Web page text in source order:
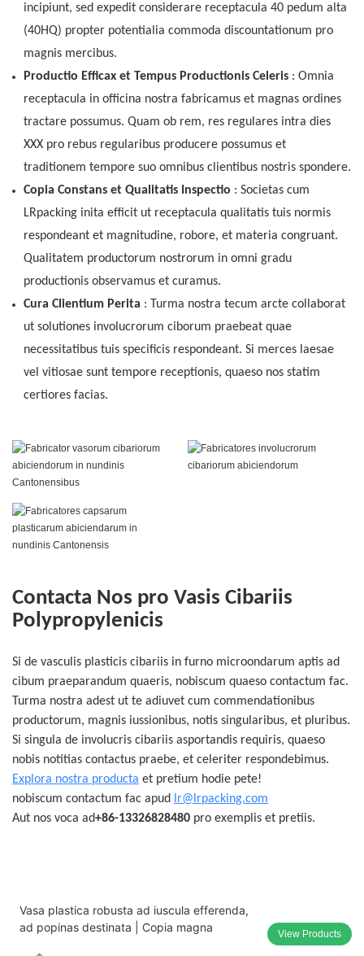
incipiunt, sed expedit considerare receptacula 40 pedum alta
(40HQ) propter potentialia commoda discountationum pro
magnis mercibus.
Productio Efficax et Tempus Productionis Celeris : Omnia
receptacula in officina nostra fabricamus et magnas ordines
tractare possumus. Quam ob rem, res regulares intra dies
XXX pro rebus regularibus producere possumus et
traditionem tempore suo omnibus clientibus nostris spondere.
Copia Constans et Qualitatis Inspectio : Societas cum
LRpacking inita efficit ut receptacula qualitatis tuis normis
respondeant et magnitudine, robore, et materia congruant.
Qualitatem productorum nostrorum in omni gradu
productionis observamus et curamus.
Cura Clientium Perita : Turma nostra tecum arcte collaborat
ut solutiones involucrorum ciborum praebeat quae
necessitatibus tuis specificis respondeant. Si merces laesae
vel vitiosae sunt tempore receptionis, quaeso nos statim
certiores facias.
Contacta Nos pro Vasis Cibariis
Polypropylenicis
Si de vasculis plasticis cibariis in furno microondarum aptis ad
cibum praeparandum quaeris, nobiscum quaeso contactum fac.
Turma nostra adest ut te adiuvet cum commendationibus
productorum, magnis iussionibus, notis singularibus, et pluribus.
Si singula de involucris cibariis asportandis requiris, quaeso
nobis notitias contactus praebe, et celeriter respondebimus.
Explora nostra producta et pretium hodie pete!
nobiscum contactum fac apud
lr@lrpacking.com
Aut nos voca ad+86-13326828480 pro exemplis et pretiis.
Vasa plastica robusta ad iuscula efferenda,
ad popinas destinata | Copia magna
View Products